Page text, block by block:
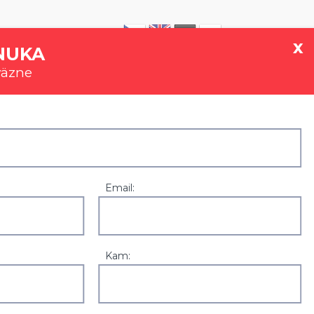
REFERENCIE KONTAKT
x
Email:
Kam: